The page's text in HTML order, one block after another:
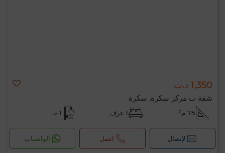
1,350 د.ت
شقة ب مركز سكرة, سكرة
75 م² 1 غرف 1 حـ
لإتصال اتصل الواتساب